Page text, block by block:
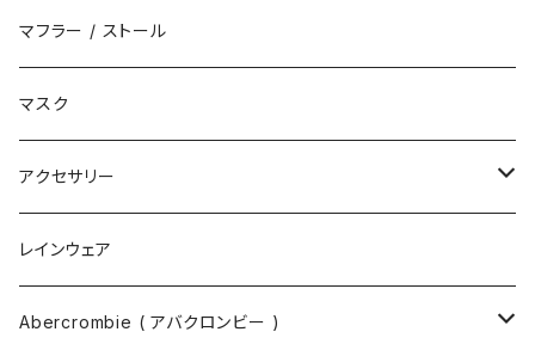
サンダル
ブーツ
エコバッグ / マーケットバッグ
ショルダーバッグ
トートバッグ
ボディバッグ
バックパック
マフラー / ストール
マスク
アクセサリー
ネックレス
指輪
レインウェア
Abercrombie ( アバクロンビー )